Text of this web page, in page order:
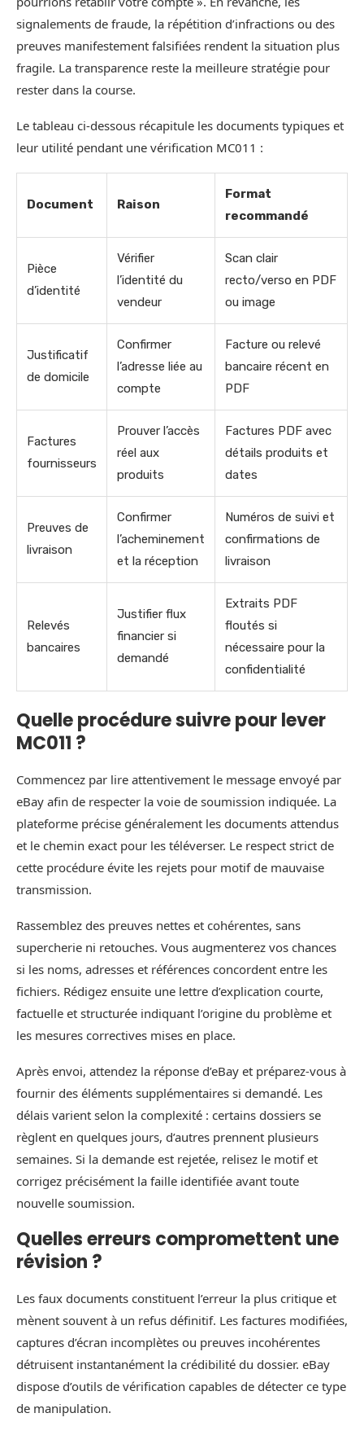
signalements de fraude, la répétition d’infractions ou des
preuves manifestement falsifiées rendent la situation plus
fragile. La transparence reste la meilleure stratégie pour
rester dans la course.
Le tableau ci-dessous récapitule les documents typiques et
leur utilité pendant une vérification MC011 :
Document Raison
Format
recommandé
Pièce
d’identité
Vérifier
l’identité du
vendeur
Scan clair
recto/verso en PDF
ou image
Justificatif
de domicile
Confirmer
l’adresse liée au
compte
Facture ou relevé
bancaire récent en
PDF
Factures
fournisseurs
Prouver l’accès
réel aux
produits
Factures PDF avec
détails produits et
dates
Preuves de
livraison
Confirmer
l’acheminement
et la réception
Numéros de suivi et
confirmations de
livraison
Relevés
bancaires
Justifier flux
financier si
demandé
Extraits PDF
floutés si
nécessaire pour la
confidentialité
Quelle procédure suivre pour lever
MC011 ?
Commencez par lire attentivement le message envoyé par
eBay afin de respecter la voie de soumission indiquée. La
plateforme précise généralement les documents attendus
et le chemin exact pour les téléverser. Le respect strict de
cette procédure évite les rejets pour motif de mauvaise
transmission.
Rassemblez des preuves nettes et cohérentes, sans
supercherie ni retouches. Vous augmenterez vos chances
si les noms, adresses et références concordent entre les
fichiers. Rédigez ensuite une lettre d’explication courte,
factuelle et structurée indiquant l’origine du problème et
les mesures correctives mises en place.
Après envoi, attendez la réponse d’eBay et préparez-vous à
fournir des éléments supplémentaires si demandé. Les
délais varient selon la complexité : certains dossiers se
règlent en quelques jours, d’autres prennent plusieurs
semaines. Si la demande est rejetée, relisez le motif et
corrigez précisément la faille identifiée avant toute
nouvelle soumission.
Quelles erreurs compromettent une
révision ?
Les faux documents constituent l’erreur la plus critique et
mènent souvent à un refus définitif. Les factures modifiées,
captures d’écran incomplètes ou preuves incohérentes
détruisent instantanément la crédibilité du dossier. eBay
dispose d’outils de vérification capables de détecter ce type
de manipulation.